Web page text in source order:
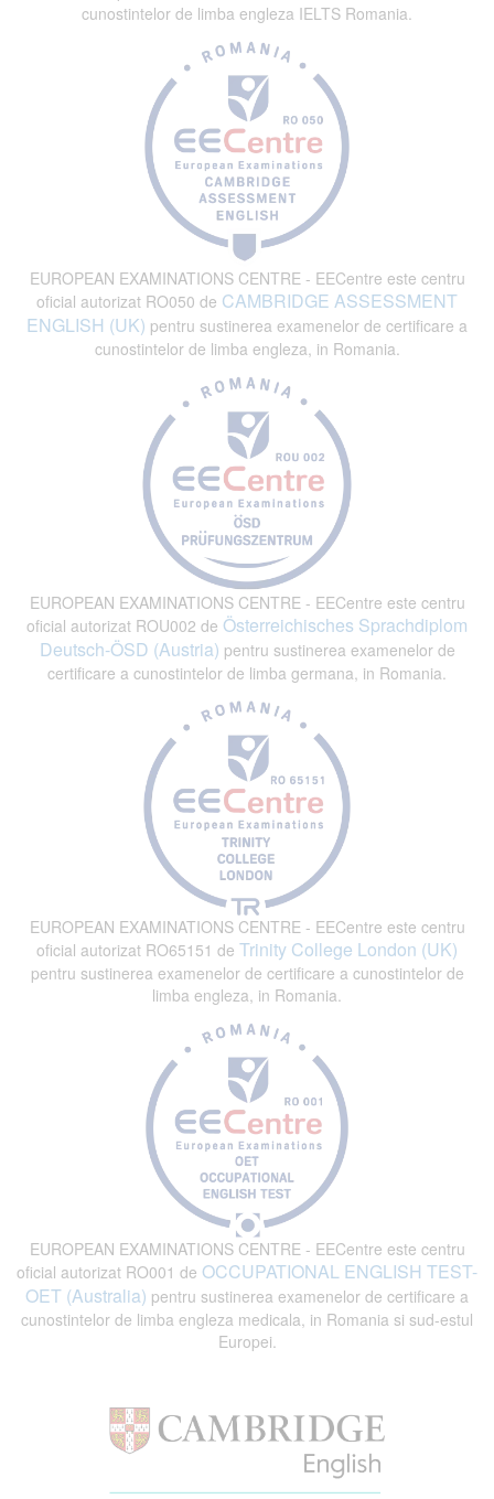
cunostintelor de limba engleza IELTS Romania.
EUROPEAN EXAMINATIONS CENTRE - EECentre este centru
oficial autorizat RO050 de CAMBRIDGE ASSESSMENT
ENGLISH (UK) pentru sustinerea examenelor de certificare a
cunostintelor de limba engleza, in Romania.
EUROPEAN EXAMINATIONS CENTRE - EECentre este centru
oficial autorizat ROU002 de Österreichisches Sprachdiplom
Deutsch-ÖSD (Austria) pentru sustinerea examenelor de
certificare a cunostintelor de limba germana, in Romania.
EUROPEAN EXAMINATIONS CENTRE - EECentre este centru
oficial autorizat RO65151 de Trinity College London (UK)
pentru sustinerea examenelor de certificare a cunostintelor de
limba engleza, in Romania.
EUROPEAN EXAMINATIONS CENTRE - EECentre este centru
oficial autorizat RO001 de OCCUPATIONAL ENGLISH TEST-
OET (Australia) pentru sustinerea examenelor de certificare a
cunostintelor de limba engleza medicala, in Romania si sud-estul
Europei.